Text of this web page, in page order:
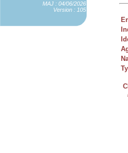
MAJ : 04/06/2026
Version : 105